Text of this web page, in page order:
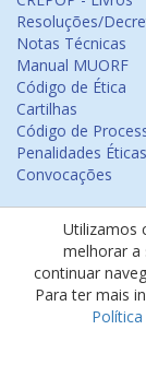
Resoluções/
Notas Técnicas
Manual MUORF
Código de Ética
Cartilhas
Código de
Penalidades Éticas
Convocações
Emissão de
Psicologia na
Ouvidoria
Política de
Política de
Utilizamos
melhorar a
continuar
Para ter mais